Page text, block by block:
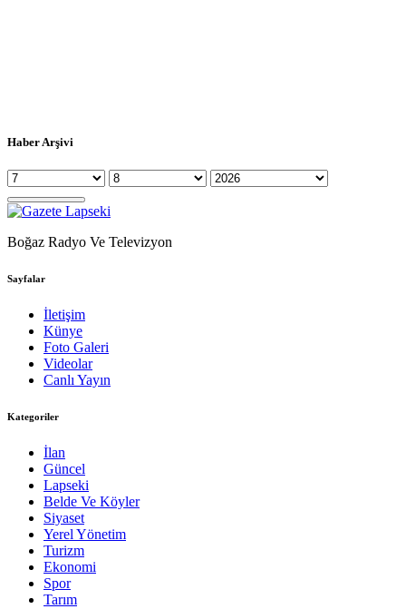
Haber Arşivi
Boğaz Radyo Ve Televizyon
Sayfalar
İletişim
Künye
Foto Galeri
Videolar
Canlı Yayın
Kategoriler
İlan
Güncel
Lapseki
Belde Ve Köyler
Siyaset
Yerel Yönetim
Turizm
Ekonomi
Spor
Tarım